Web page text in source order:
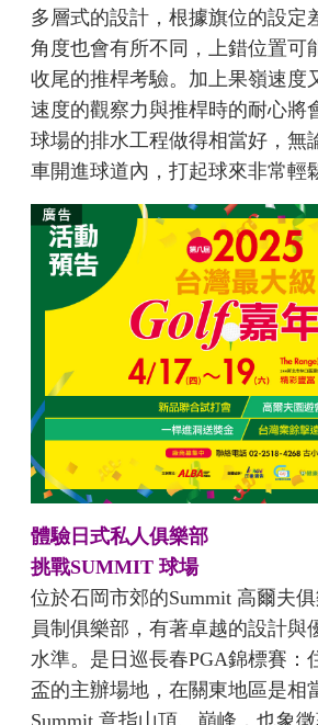
多層式的設計，根據旗位的設定
角度也會有所不同，上錯位置可
收尾的推桿考驗。加上果嶺速度
速度的觀察力與推桿時的耐心將
球場的排水工程做得相當好，無
車開進球道內，打起球來非常輕
體驗日式私人俱樂部
挑戰SUMMIT 球場
位於石岡市郊的Summit 高爾夫
員制俱樂部，有著卓越的設計與
水準。是日巡長春PGA錦標賽：
盃的主辦場地，在關東地區是相
Summit 意指山頂、巔峰，也象